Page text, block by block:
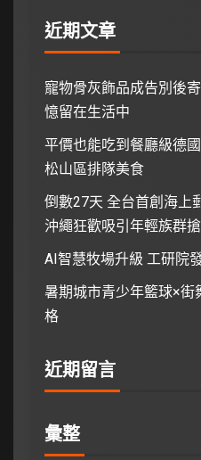
近期文章
寵物骨灰飾品成告別後
憶留在生活中
平價也能吃到餐廳級德
松山區排隊美食
倒數27天 全台首創海上
沖繩狂歡吸引年輕族群
AI智慧牧場升級 工研院
暑期城市青少年籃球×街
格
近期留言
彙整